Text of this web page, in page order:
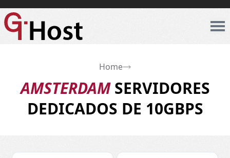
Home
AMSTERDAMSERVIDORES
DEDICADOS DE 10GBPS